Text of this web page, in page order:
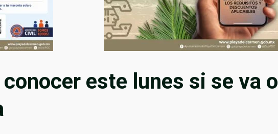
conocer este lunes si se va o